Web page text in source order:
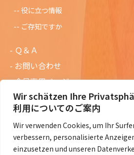
Wir schätzen Ihre
利用についてのご案内
Wir verwenden Cookies, um Ihr
verbessern, personalisierte
einzusetzen und unseren
役に立つ情報
ご存知ですか
Ｑ＆Ａ
お問い合わせ
会員専用ページ
ニュースレターバックナンバー
過去の講演資料
総会議事録
定款・会費規定など